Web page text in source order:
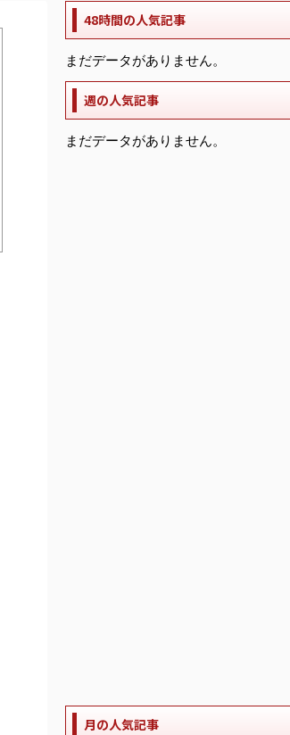
48時間の人気記事
まだデータがありません。
週の人気記事
まだデータがありません。
月の人気記事